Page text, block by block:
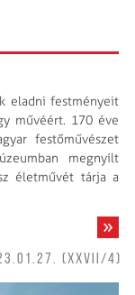
eladni festményeit
művéért. 170 éve
festőművészet
megnyílt
életművét tárja a
(XXVII/4)